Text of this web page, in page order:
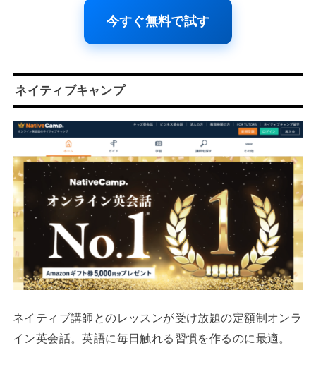
今すぐ無料で試す
ネイティブキャンプ
ネイティブ講師とのレッスンが受け放題の定額制オンラ
イン英会話。英語に毎日触れる習慣を作るのに最適。